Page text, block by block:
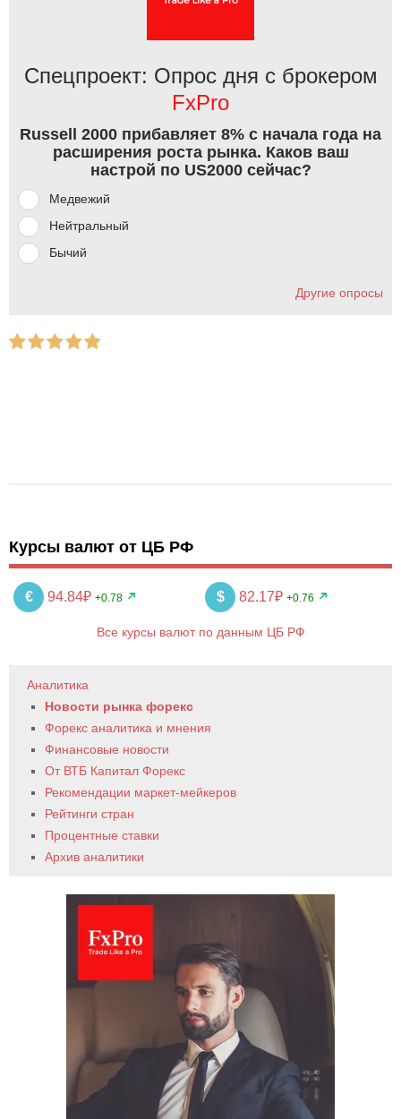
Спецпроект: Опрос дня с брокером
FxPro
Russell 2000 прибавляет 8% с начала года на
расширения роста рынка. Каков ваш
настрой по US2000 сейчас?
Медвежий
Нейтральный
Бычий
Другие опросы
Курсы валют от ЦБ РФ
€ 94.84₽ +0.78 $ 82.17₽ +0.76
Все курсы валют по данным ЦБ РФ
Аналитика
Новости рынка форекс
Форекс аналитика и мнения
Финансовые новости
От ВТБ Капитал Форекс
Рекомендации маркет-мейкеров
Рейтинги стран
Процентные ставки
Архив аналитики